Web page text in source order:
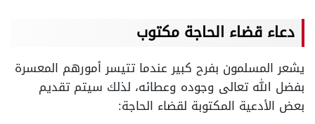
دعاء قضاء الحاجة مكتوب
يشعر المسلمون بفرح كبير عندما تتيسر أمورهم المعسرة
بفضل الله تعالى وجوده وعطائه، لذلك سيتم تقديم
بعض الأدعية المكتوبة لقضاء الحاجة: